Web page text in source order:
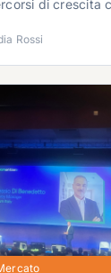
di crescita
Rossi